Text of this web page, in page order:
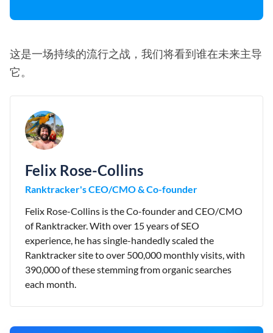
这是一场持续的流行之战，我们将看到谁在未来主导
它。
Felix Rose-Collins
Ranktracker's CEO/CMO & Co-founder
Felix Rose-Collins is the Co-founder and CEO/CMO
of Ranktracker. With over 15 years of SEO
experience, he has single-handedly scaled the
Ranktracker site to over 500,000 monthly visits, with
390,000 of these stemming from organic searches
each month.